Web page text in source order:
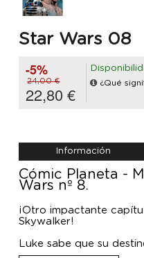
Star Wars 08
-5%
24,00 €
22,80 €
¿Qué
Información
Cómic Planeta -
Wars nº 8.
¡Otro impactante
Skywalker!
Luke sabe que su
confrontación con